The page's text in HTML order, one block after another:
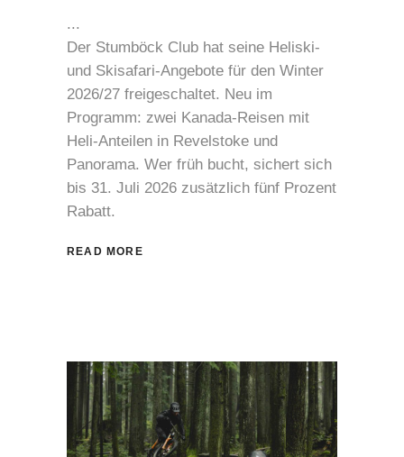
Der Stumböck Club hat seine Heliski-
und Skisafari-Angebote für den Winter
2026/27 freigeschaltet. Neu im
Programm: zwei Kanada-Reisen mit
Heli-Anteilen in Revelstoke und
Panorama. Wer früh bucht, sichert sich
bis 31. Juli 2026 zusätzlich fünf Prozent
Rabatt.
READ MORE